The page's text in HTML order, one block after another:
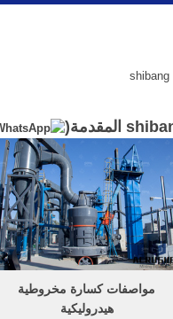
مواصفات كسارة مخروطية
هيدروليكية